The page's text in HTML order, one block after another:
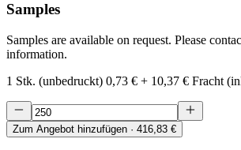
Samples
Samples are available on request. Please
information.
1 Stk. (unbedruckt) 0,73 € + 10,37 € Fracht
Zum Angebot hinzufügen · 416,83 €